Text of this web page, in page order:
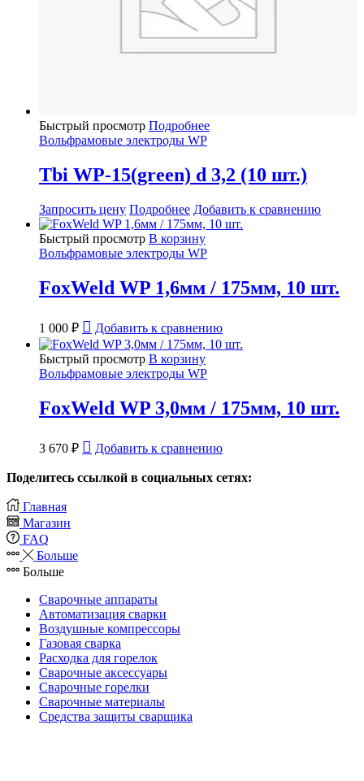
Быстрый просмотр Подробнее
Вольфрамовые электроды WP
Tbi WP-15(green) d 3,2 (10 шт.)
Запросить цену Подробнее Добавить к сравнению
Быстрый просмотр В корзину
Вольфрамовые электроды WP
FoxWeld WP 1,6мм / 175мм, 10 шт.
1 000 ₽ Добавить к сравнению
Быстрый просмотр В корзину
Вольфрамовые электроды WP
FoxWeld WP 3,0мм / 175мм, 10 шт.
3 670 ₽ Добавить к сравнению
Поделитесь ссылкой в социальных сетях:
Главная
Магазин
FAQ
Больше
Больше
Сварочные аппараты
Автоматизация сварки
Воздушные компрессоры
Газовая сварка
Расходка для горелок
Сварочные аксессуары
Сварочные горелки
Сварочные материалы
Средства защиты сварщика